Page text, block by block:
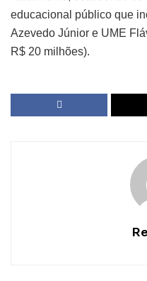
educacional público que
Azevedo Júnior e UME
R$ 20 milhões).